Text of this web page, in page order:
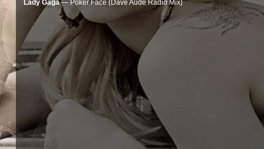
Lady Gaga— Poker Face (Dave Aude Radio Mix)